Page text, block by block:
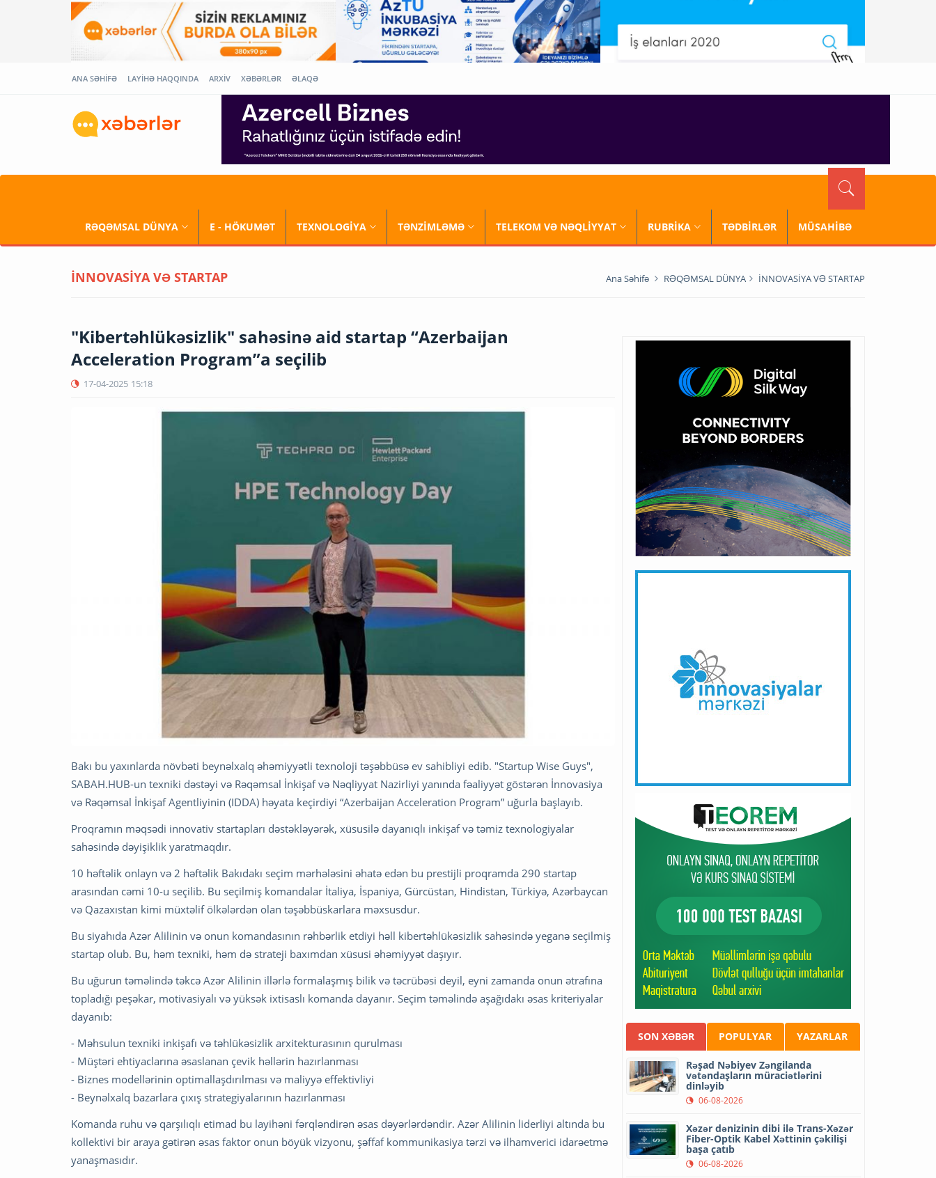
ANA SƏHİFƏ LAYİHƏ HAQQINDA ARXİV XƏBƏRLƏR ƏLAQƏ
RƏQƏMSAL DÜNYA E - HÖKUMƏT TEXNOLOGİYA TƏNZİMLƏMƏ TELEKOM VƏ NƏQLİYYAT RUBRİKA TƏDBİRLƏR MÜSAHİBƏ
İNNOVASİYA VƏ STARTAP Ana Səhifə RƏQƏMSAL DÜNYA İNNOVASİYA VƏ STARTAP
"Kibertəhlükəsizlik" sahəsinə aid startap “Azerbaijan
Acceleration Program”a seçilib
17-04-2025 15:18
Bakı bu yaxınlarda növbəti beynəlxalq əhəmiyyətli texnoloji təşəbbüsə ev sahibliyi edib. "Startup Wise Guys",
SABAH.HUB-un texniki dəstəyi və Rəqəmsal İnkişaf və Nəqliyyat Nazirliyi yanında fəaliyyət göstərən İnnovasiya
və Rəqəmsal İnkişaf Agentliyinin (IDDA) həyata keçirdiyi “Azerbaijan Acceleration Program” uğurla başlayıb.
Proqramın məqsədi innovativ startapları dəstəkləyərək, xüsusilə dayanıqlı inkişaf və təmiz texnologiyalar
sahəsində dəyişiklik yaratmaqdır.
10 həftəlik onlayn və 2 həftəlik Bakıdakı seçim mərhələsini əhatə edən bu prestijli proqramda 290 startap
arasından cəmi 10-u seçilib. Bu seçilmiş komandalar İtaliya, İspaniya, Gürcüstan, Hindistan, Türkiyə, Azərbaycan
və Qazaxıstan kimi müxtəlif ölkələrdən olan təşəbbüskarlara məxsusdur.
Bu siyahıda Azər Alilinin və onun komandasının rəhbərlik etdiyi həll kibertəhlükəsizlik sahəsində yeganə seçilmiş
startap olub. Bu, həm texniki, həm də strateji baxımdan xüsusi əhəmiyyət daşıyır.
Bu uğurun təməlində təkcə Azər Alilinin illərlə formalaşmış bilik və təcrübəsi deyil, eyni zamanda onun ətrafına
topladığı peşəkar, motivasiyalı və yüksək ixtisaslı komanda dayanır. Seçim təməlində aşağıdakı əsas kriteriyalar
dayanıb:
- Məhsulun texniki inkişafı və təhlükəsizlik arxitekturasının qurulması
- Müştəri ehtiyaclarına əsaslanan çevik həllərin hazırlanması
- Biznes modellərinin optimallaşdırılması və maliyyə effektivliyi
- Beynəlxalq bazarlara çıxış strategiyalarının hazırlanması
Komanda ruhu və qarşılıqlı etimad bu layihəni fərqləndirən əsas dəyərlərdəndir. Azər Alilinin liderliyi altında bu
kollektivi bir araya gətirən əsas faktor onun böyük vizyonu, şəffaf kommunikasiya tərzi və ilhamverici idarəetmə
yanaşmasıdır.
SON XƏBƏR POPULYAR YAZARLAR
Rəşad Nəbiyev Zəngilanda
vətəndaşların müraciətlərini
dinləyib
06-08-2026
Xəzər dənizinin dibi ilə Trans-Xəzər
Fiber-Optik Kabel Xəttinin çəkilişi
başa çatıb
06-08-2026